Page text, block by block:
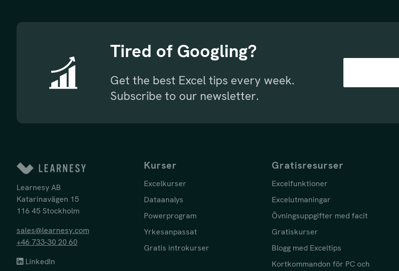
Tired of Googling?
Get the best Excel tips every week.
Subscribe to our newsletter.
Learnesy AB
Katarinavägen 15
116 45 Stockholm
sales@learnesy.com
+46 733-30 20 60
LinkedIn
Kurser
Excelkurser
Dataanalys
Powerprogram
Yrkesanpassat
Gratis introkurser
Gratisresurser
Excelfunktioner
Excelutmaningar
Övningsuppgifter med facit
Gratiskurser
Blogg med Exceltips
Kortkommandon för PC och